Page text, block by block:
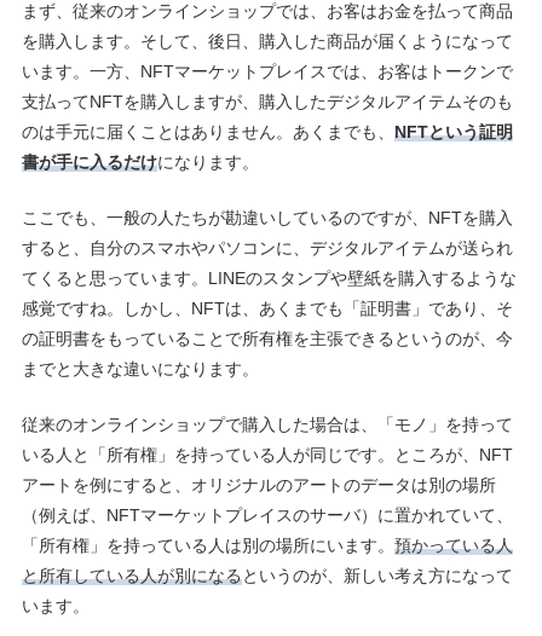
まず、従来のオンラインショップでは、お客はお金を払って商品
を購入します。そして、後日、購入した商品が届くようになって
います。一方、NFTマーケットプレイスでは、お客はトークンで
支払ってNFTを購入しますが、購入したデジタルアイテムそのも
のは手元に届くことはありません。あくまでも、 NFTという証明
書が手に入るだけになります。
ここでも、一般の人たちが勘違いしているのですが、NFTを購入
すると、自分のスマホやパソコンに、デジタルアイテムが送られ
てくると思っています。LINEのスタンプや壁紙を購入するような
感覚ですね。しかし、NFTは、あくまでも「証明書」であり、そ
の証明書をもっていることで所有権を主張できるというのが、今
までと大きな違いになります。
従来のオンラインショップで購入した場合は、「モノ」を持って
いる人と「所有権」を持っている人が同じです。ところが、NFT
アートを例にすると、オリジナルのアートのデータは別の場所
（例えば、NFTマーケットプレイスのサーバ）に置かれていて、
「所有権」を持っている人は別の場所にいます。 預かっている人
と所有している人が別になるというのが、新しい考え方になって
います。